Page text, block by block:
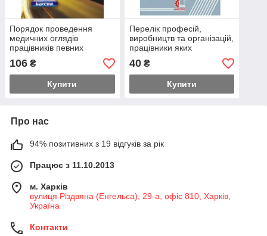
Порядок проведення
медичних оглядів
працівників певних
категорій залізничного
транспорту,
метрополітенів та пі
106 ₴
Купити
Перелік професій,
виробництв та організацій,
працівники яких
підлягають обов'язковим
профілактичним
медичним о
40₴
Купити
Про нас
94% позитивних з 19 відгуків за рік
Працює з 11.10.2013
м. Харків
вулиця Різдвяна (Енгельса), 29-а, офіс 810, Харків,
Україна
Контакти